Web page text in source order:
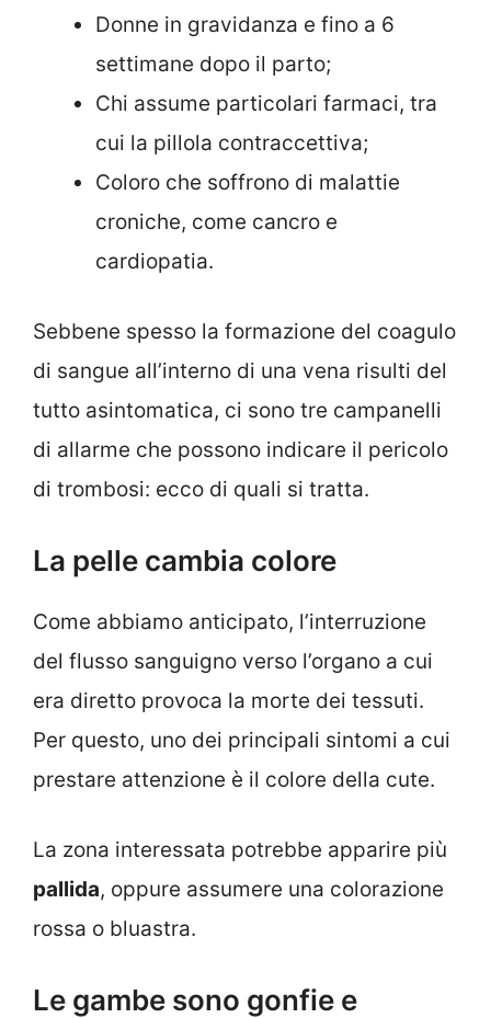
Donne in gravidanza e fino a 6
settimane dopo il parto;
Chi assume particolari farmaci, tra
cui la pillola contraccettiva;
Coloro che soffrono di malattie
croniche, come cancro e
cardiopatia.
Sebbene spesso la formazione del coagulo
di sangue all’interno di una vena risulti del
tutto asintomatica, ci sono tre campanelli
di allarme che possono indicare il pericolo
di trombosi: ecco di quali si tratta.
La pelle cambia colore
Come abbiamo anticipato, l’interruzione
del flusso sanguigno verso l’organo a cui
era diretto provoca la morte dei tessuti.
Per questo, uno dei principali sintomi a cui
prestare attenzione è il colore della cute.
La zona interessata potrebbe apparire più
pallida, oppure assumere una colorazione
rossa o bluastra.
Le gambe sono gonfie e